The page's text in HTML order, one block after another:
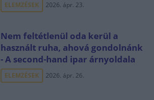
ELEMZÉSEK 2026. ápr. 23.
Nem feltétlenül oda kerül a
használt ruha, ahová gondolnánk
- A second-hand ipar árnyoldala
ELEMZÉSEK 2026. ápr. 26.